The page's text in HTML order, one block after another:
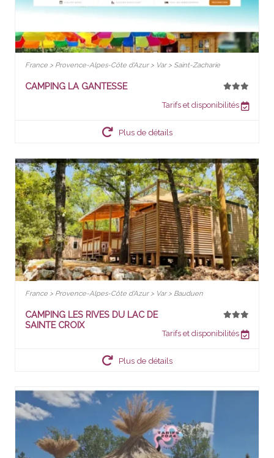
France > Provence-Alpes-Côte d'Azur > Var > Saint-Zacharie
CAMPING LA GANTESSE
Tarifs et disponibilités
Plus de détails
France > Provence-Alpes-Côte d'Azur > Var > Bauduen
CAMPING LES RIVES DU LAC DE
SAINTE CROIX
Tarifs et disponibilités
Plus de détails